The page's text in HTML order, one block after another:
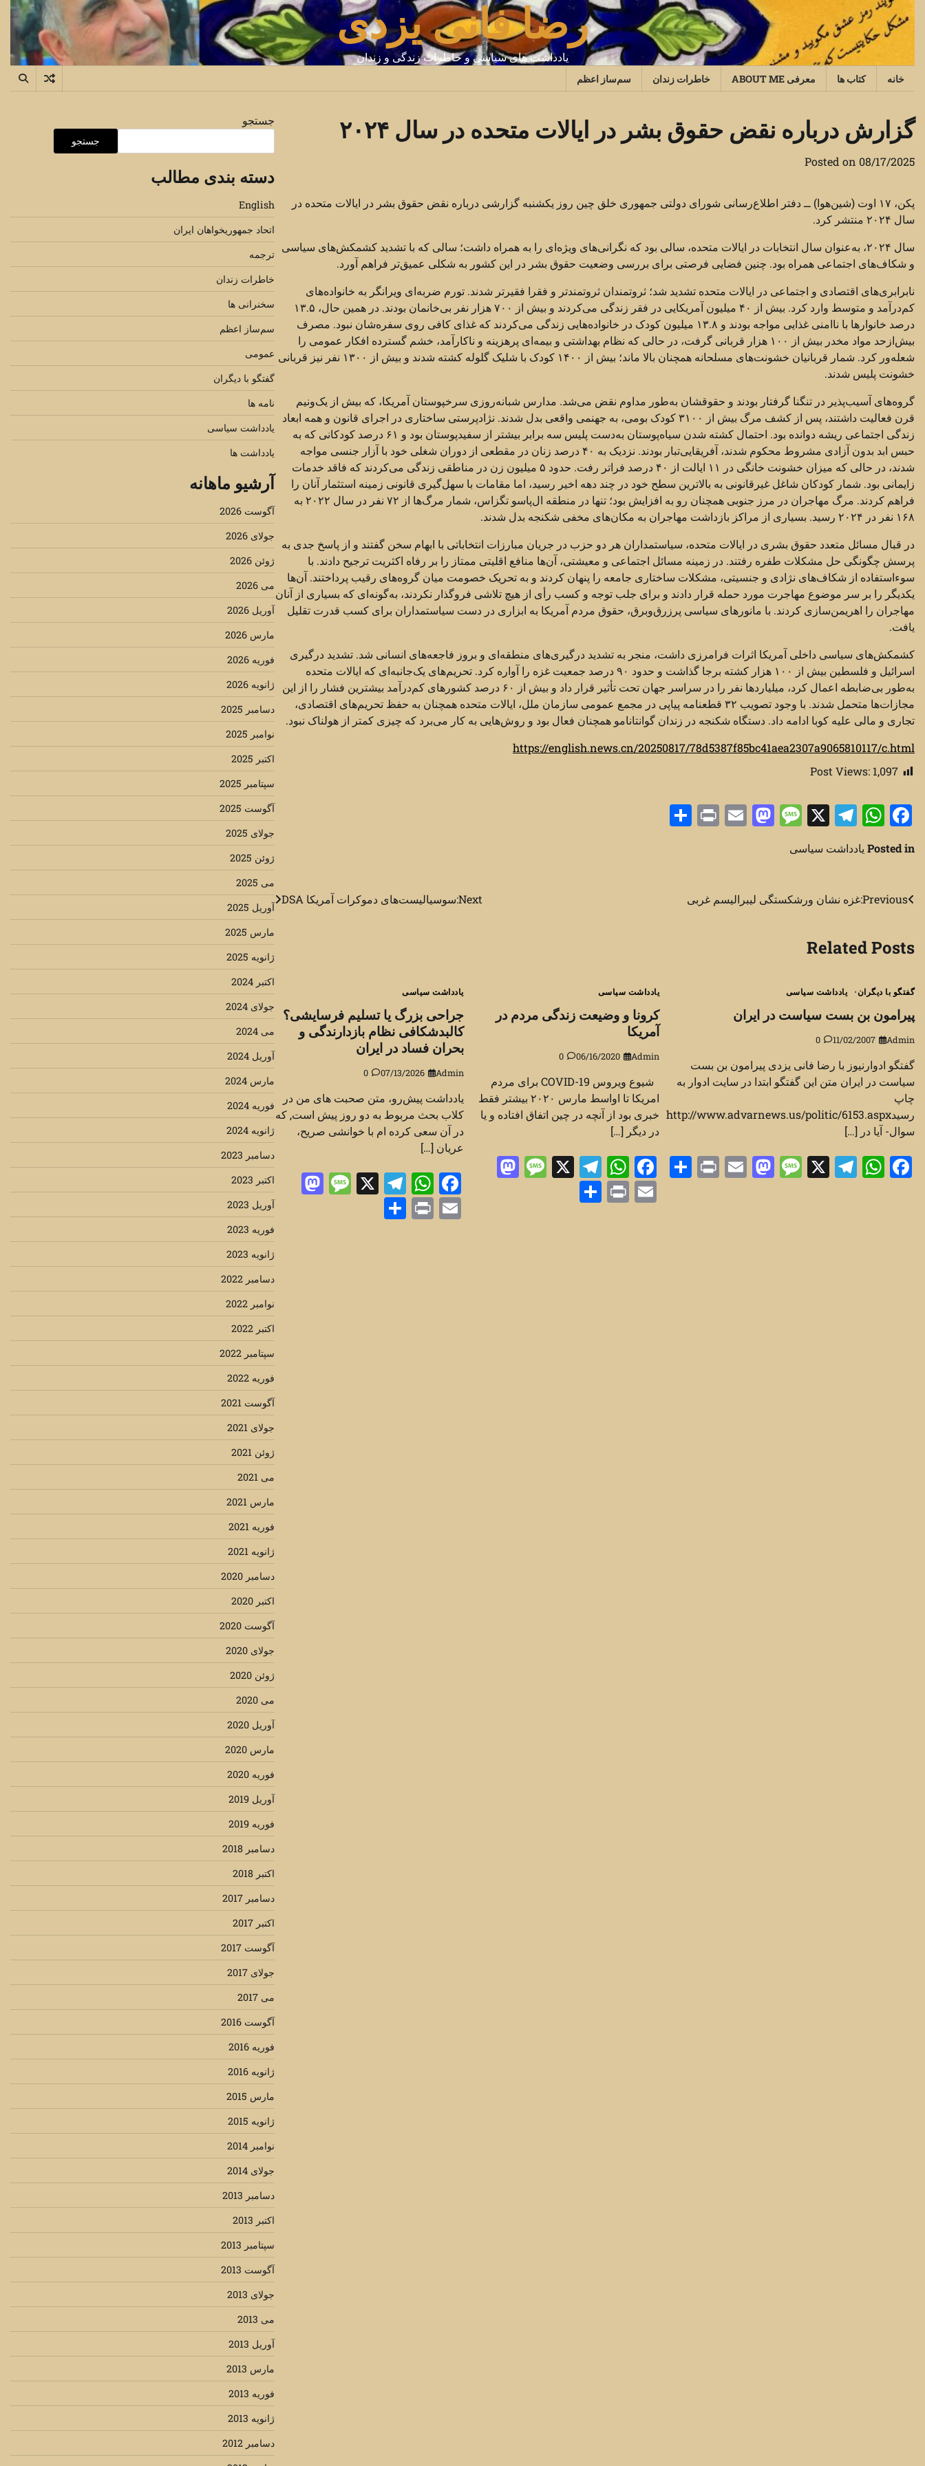
content
رضا فانی یزدی
یادداشت های سیاسی و خاطرات زندگی و زندان
خانه کتاب ها معرفی ABOUT ME خاطرات زندان سم‌ساز اعظم
گزارش درباره نقض حقوق بشر در ایالات متحده در سال ۲۰۲۴
Posted on 08/17/2025
پکن، ۱۷ اوت (شین‌هوا) ــ دفتر اطلاع‌رسانی شورای دولتی جمهوری خلق چین روز یکشنبه گزارشی درباره نقض حقوق بشر در ایالات متحده در
سال ۲۰۲۴ منتشر کرد.
سال ۲۰۲۴، به‌عنوان سال انتخابات در ایالات متحده، سالی بود که نگرانی‌های ویژه‌ای را به همراه داشت؛ سالی که با تشدید کشمکش‌های سیاسی
و شکاف‌های اجتماعی همراه بود. چنین فضایی فرصتی برای بررسی وضعیت حقوق بشر در این کشور به شکلی عمیق‌تر فراهم آورد.
نابرابری‌های اقتصادی و اجتماعی در ایالات متحده تشدید شد؛ ثروتمندان ثروتمندتر و فقرا فقیرتر شدند. تورم ضربه‌ای ویرانگر به خانواده‌های
کم‌درآمد و متوسط وارد کرد. بیش از ۴۰ میلیون آمریکایی در فقر زندگی می‌کردند و بیش از ۷۰۰ هزار نفر بی‌خانمان بودند. در همین حال، ۱۳.۵
درصد خانوارها با ناامنی غذایی مواجه بودند و ۱۳.۸ میلیون کودک در خانواده‌هایی زندگی می‌کردند که غذای کافی روی سفره‌شان نبود. مصرف
بیش‌ازحد مواد مخدر بیش از ۱۰۰ هزار قربانی گرفت، در حالی که نظام بهداشتی و بیمه‌ای پرهزینه و ناکارآمد، خشم گسترده افکار عمومی را
شعله‌ور کرد. شمار قربانیان خشونت‌های مسلحانه همچنان بالا ماند؛ بیش از ۱۴۰۰ کودک با شلیک گلوله کشته شدند و بیش از ۱۳۰۰ نفر نیز قربانی
خشونت پلیس شدند.
گروه‌های آسیب‌پذیر در تنگنا گرفتار بودند و حقوقشان به‌طور مداوم نقض می‌شد. مدارس شبانه‌روزی سرخپوستان آمریکا، که بیش از یک‌ونیم
قرن فعالیت داشتند، پس از کشف مرگ بیش از ۳۱۰۰ کودک بومی، به جهنمی واقعی بدل شدند. نژادپرستی ساختاری در اجرای قانون و همه ابعاد
زندگی اجتماعی ریشه دوانده بود. احتمال کشته شدن سیاه‌پوستان به‌دست پلیس سه برابر بیشتر از سفیدپوستان بود و ۶۱ درصد کودکانی که به
حبس ابد بدون آزادی مشروط محکوم شدند، آفریقایی‌تبار بودند. نزدیک به ۴۰ درصد زنان در مقطعی از دوران شغلی خود با آزار جنسی مواجه
شدند، در حالی که میزان خشونت خانگی در ۱۱ ایالت از ۴۰ درصد فراتر رفت. حدود ۵ میلیون زن در مناطقی زندگی می‌کردند که فاقد خدمات
زایمانی بود. شمار کودکان شاغل غیرقانونی به بالاترین سطح خود در چند دهه اخیر رسید، اما مقامات با سهل‌گیری قانونی زمینه استثمار آنان را
فراهم کردند. مرگ مهاجران در مرز جنوبی همچنان رو به افزایش بود؛ تنها در منطقه ال‌پاسو تگزاس، شمار مرگ‌ها از ۷۲ نفر در سال ۲۰۲۲ به
۱۶۸ نفر در ۲۰۲۴ رسید. بسیاری از مراکز بازداشت مهاجران به مکان‌های مخفی شکنجه بدل شدند.
در قبال مسائل متعدد حقوق بشری در ایالات متحده، سیاستمداران هر دو حزب در جریان مبارزات انتخاباتی با ابهام سخن گفتند و از پاسخ جدی به
پرسش چگونگی حل مشکلات طفره رفتند. در زمینه مسائل اجتماعی و معیشتی، آن‌ها منافع اقلیتی ممتاز را بر رفاه اکثریت ترجیح دادند. با
سوءاستفاده از شکاف‌های نژادی و جنسیتی، مشکلات ساختاری جامعه را پنهان کردند و به تحریک خصومت میان گروه‌های رقیب پرداختند. آن‌ها
یکدیگر را بر سر موضوع مهاجرت مورد حمله قرار دادند و برای جلب توجه و کسب رأی از هیچ تلاشی فروگذار نکردند، به‌گونه‌ای که بسیاری از آنان
مهاجران را اهریمن‌سازی کردند. با مانورهای سیاسی پرزرق‌وبرق، حقوق مردم آمریکا به ابزاری در دست سیاستمداران برای کسب قدرت تقلیل
یافت.
کشمکش‌های سیاسی داخلی آمریکا اثرات فرامرزی داشت، منجر به تشدید درگیری‌های منطقه‌ای و بروز فاجعه‌های انسانی شد. تشدید درگیری
اسرائیل و فلسطین بیش از ۱۰۰ هزار کشته برجا گذاشت و حدود ۹۰ درصد جمعیت غزه را آواره کرد. تحریم‌های یک‌جانبه‌ای که ایالات متحده
به‌طور بی‌ضابطه اعمال کرد، میلیاردها نفر را در سراسر جهان تحت تأثیر قرار داد و بیش از ۶۰ درصد کشورهای کم‌درآمد بیشترین فشار را از این
مجازات‌ها متحمل شدند. با وجود تصویب ۳۲ قطعنامه پیاپی در مجمع عمومی سازمان ملل، ایالات متحده همچنان به حفظ تحریم‌های اقتصادی،
تجاری و مالی علیه کوبا ادامه داد. دستگاه شکنجه در زندان گوانتانامو همچنان فعال بود و روش‌هایی به کار می‌برد که چیزی کمتر از هولناک نبود.
https://english.news.cn/20250817/78d5387f85bc41aea2307a9065810117/c.html
Post Views: 1,097
Facebook
WhatsApp
Telegram
X
Message
Mastodon
Email
Print
Posted in یادداشت سیاسی
راهبری
Previous:غزه نشان ورشکستگی لیبرالیسم غربی Next:سوسیالیست‌های دموکرات آمریکا DSA
Related Posts
گفتگو با دیگران یادداشت سیاسی
پیرامون بن بست سیاست در ایران
Admin
11/02/2007
0
گفتگو ادوارنیوز با رضا فانی یزدی پیرامون بن بست
سیاست در ایران متن این گفتگو ابتدا در سایت ادوار به
چاپ
رسیدhttp://www.advarnews.us/politic/6153.aspx
سوال- آیا در […]
Facebook
WhatsApp
Telegram
X
Message
Mastodon
Email
Print
Share
یادداشت سیاسی
کرونا و وضیعت زندگی مردم در
آمریکا
Admin
06/16/2020
0
شیوع ویروس COVID-19 برای مردم
امریکا تا اواسط مارس ۲۰۲۰ بیشتر فقط
خبری بود از آنچه در چین اتفاق افتاده و یا
در دیگر […]
Facebook
WhatsApp
Telegram
X
Message
Mastodon
Email
Print
یادداشت سیاسی
جراحی بزرگ یا تسلیم فرسایشی؟
کالبدشکافی نظام بازدارندگی و
بحران فساد در ایران
Admin
07/13/2026
0
یادداشت پیش‌رو، متن صحبت های من در
کلاب بحث مربوط به دو روز پیش است, که
در آن سعی کرده ام با خوانشی صریح،
عریان […]
Facebook
WhatsApp
Telegram
X
Message
Mastodon
Email
Print
جستجو
جستجو
دسته بندی مطالب
English
اتحاد جمهوریخواهان ایران
ترجمه
خاطرات زندان
سخنرانی ها
سم‌ساز اعظم
عمومی
گفتگو با دیگران
نامه ها
یادداشت سیاسی
یادداشت ها
آرشیو ماهانه
آگوست 2026
جولای 2026
ژوئن 2026
می 2026
آوریل 2026
مارس 2026
فوریه 2026
ژانویه 2026
دسامبر 2025
نوامبر 2025
اکتبر 2025
سپتامبر 2025
آگوست 2025
جولای 2025
ژوئن 2025
می 2025
آوریل 2025
مارس 2025
ژانویه 2025
اکتبر 2024
جولای 2024
می 2024
آوریل 2024
مارس 2024
فوریه 2024
ژانویه 2024
دسامبر 2023
اکتبر 2023
آوریل 2023
فوریه 2023
ژانویه 2023
دسامبر 2022
نوامبر 2022
اکتبر 2022
سپتامبر 2022
فوریه 2022
آگوست 2021
جولای 2021
ژوئن 2021
می 2021
مارس 2021
فوریه 2021
ژانویه 2021
دسامبر 2020
اکتبر 2020
آگوست 2020
جولای 2020
ژوئن 2020
می 2020
آوریل 2020
مارس 2020
فوریه 2020
آوریل 2019
فوریه 2019
دسامبر 2018
اکتبر 2018
دسامبر 2017
اکتبر 2017
آگوست 2017
جولای 2017
می 2017
آگوست 2016
فوریه 2016
ژانویه 2016
مارس 2015
ژانویه 2015
نوامبر 2014
جولای 2014
دسامبر 2013
اکتبر 2013
سپتامبر 2013
آگوست 2013
جولای 2013
می 2013
آوریل 2013
مارس 2013
فوریه 2013
ژانویه 2013
دسامبر 2012